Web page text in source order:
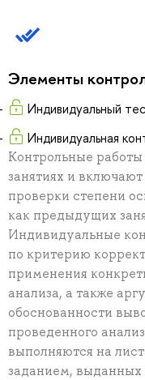
Элементы
Индивидуальный
Индивидуальная
Контрольные
занятиях и
проверки степени
как предыдущих
Индивидуальные
по критерию
применения
анализа, а также
обоснованности
проведенного
выполняются на
заданием,